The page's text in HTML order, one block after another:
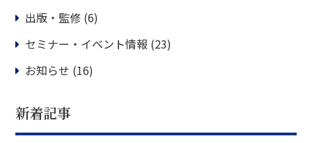
出版・監修 (6)
セミナー・イベント情報 (23)
お知らせ (16)
新着記事